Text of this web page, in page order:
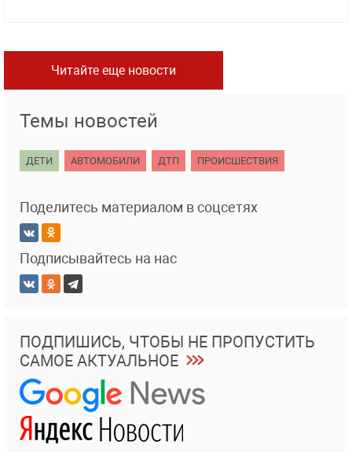
Читайте еще новости
Темы новостей
ДЕТИ АВТОМОБИЛИ ДТП ПРОИСШЕСТВИЯ
Поделитесь материалом в соцсетях
Подписывайтесь на нас
ПОДПИШИСЬ, ЧТОБЫ НЕ ПРОПУСТИТЬ
САМОЕ АКТУАЛЬНОЕ